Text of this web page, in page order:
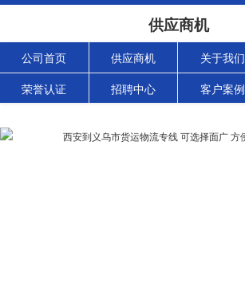
供应商机
公司首页 供应商机 关于我们
荣誉认证 招聘中心 客户案例